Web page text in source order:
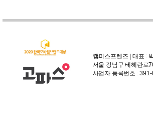
캠퍼스프렌즈 | 대표 :
서울 강남구 테헤란로
사업자 등록번호 :